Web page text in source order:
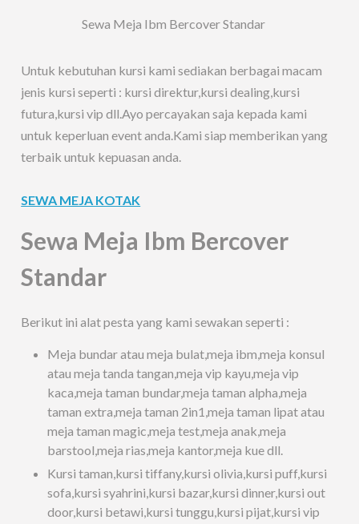
Sewa Meja Ibm Bercover Standar
Untuk kebutuhan kursi kami sediakan berbagai macam
jenis kursi seperti : kursi direktur,kursi dealing,kursi
futura,kursi vip dll.Ayo percayakan saja kepada kami
untuk keperluan event anda.Kami siap memberikan yang
terbaik untuk kepuasan anda.
SEWA MEJA KOTAK
Sewa Meja Ibm Bercover
Standar
Berikut ini alat pesta yang kami sewakan seperti :
Meja bundar atau meja bulat,meja ibm,meja konsul
atau meja tanda tangan,meja vip kayu,meja vip
kaca,meja taman bundar,meja taman alpha,meja
taman extra,meja taman 2in1,meja taman lipat atau
meja taman magic,meja test,meja anak,meja
barstool,meja rias,meja kantor,meja kue dll.
Kursi taman,kursi tiffany,kursi olivia,kursi puff,kursi
sofa,kursi syahrini,kursi bazar,kursi dinner,kursi out
door,kursi betawi,kursi tunggu,kursi pijat,kursi vip